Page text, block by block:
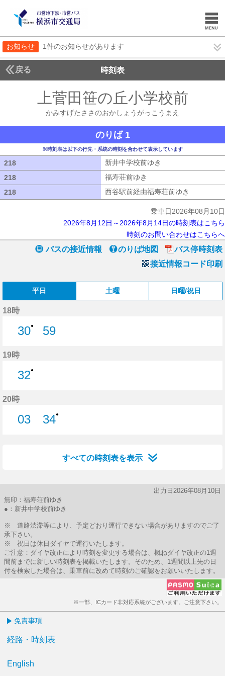
お知らせ 1件のお知らせがあります
戻る 時刻表
上菅田笹の丘小学校前
かみすげたささのおかしょうがっこうまえ
のりば 1
※時刻表は以下の行先・系統の時刻を合わせて表示しています
218 新井中学校前ゆき
218
福寿荘前ゆき
218
西谷駅前経由福寿荘前ゆき
乗車日2026年08月10日
2026年8月12日～2026年8月14日の時刻表はこちら
時刻のお問い合わせはこちらへ
バスの接近情報 のりば地図
バス停時刻表
接近情報コード印刷
平日 土曜 日曜/祝日
18時
30●
59
19時
32●
20時
03
34●
すべての時刻表を表示
出力日2026年08月10日
無印：福寿荘前ゆき
●：新井中学校前ゆき
※ 道路渋滞等により、予定どおり運行できない場合がありますのでご了
承下さい。
※ 祝日は休日ダイヤで運行いたします。
ご注意：ダイヤ改正により時刻を変更する場合は、概ねダイヤ改正の1週
間前までに新しい時刻表を掲載いたします。そのため、1週間以上先の日
付を検索した場合は、乗車前に改めて時刻のご確認をお願いいたします。
※一部、ICカード非対応系統がございます。ご注意下さい。
免責事項
経路・時刻表
English